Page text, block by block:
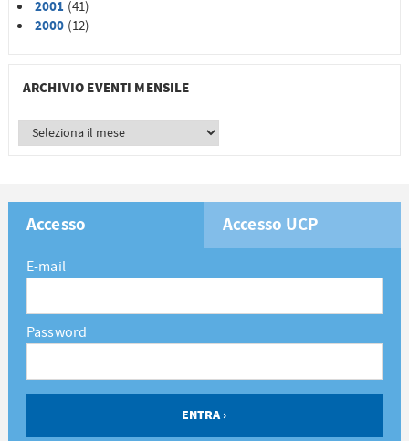
2001 (41)
2000 (12)
ARCHIVIO EVENTI MENSILE
Accesso Accesso UCP
E-mail
Password